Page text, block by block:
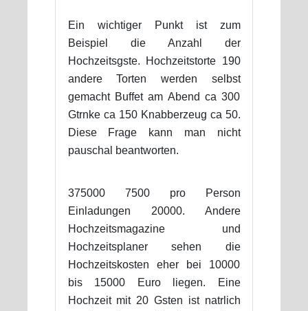
Ein wichtiger Punkt ist zum
Beispiel die Anzahl der
Hochzeitsgste. Hochzeitstorte 190
andere Torten werden selbst
gemacht Buffet am Abend ca 300
Gtrnke ca 150 Knabberzeug ca 50.
Diese Frage kann man nicht
pauschal beantworten.
375000 7500 pro Person
Einladungen 20000. Andere
Hochzeitsmagazine und
Hochzeitsplaner sehen die
Hochzeitskosten eher bei 10000
bis 15000 Euro liegen. Eine
Hochzeit mit 20 Gsten ist natrlich